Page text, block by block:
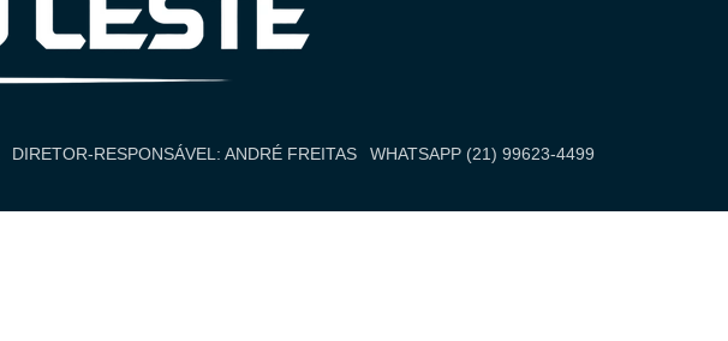
DIRETOR-RESPONSÁVEL: ANDRÉ FREITAS WHATSAPP (21) 99623-4499